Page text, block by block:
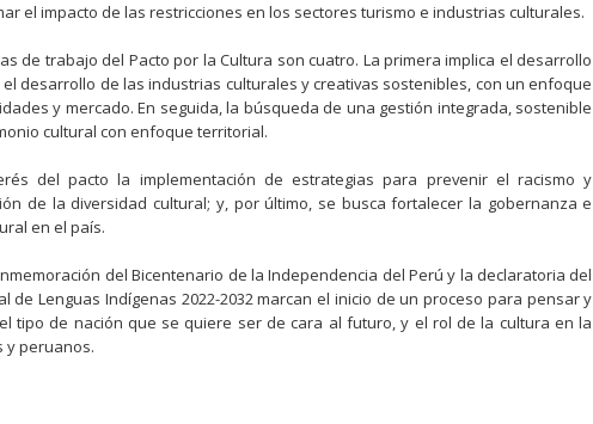
el impacto de las restricciones en los sectores turismo e industrias culturales.
de trabajo del Pacto por la Cultura son cuatro. La primera implica el desarrollo
desarrollo de las industrias culturales y creativas sostenibles, con un enfoque
y mercado. En seguida, la búsqueda de una gestión integrada, sostenible
cultural con enfoque territorial.
del pacto la implementación de estrategias para prevenir el racismo y
de la diversidad cultural; y, por último, se busca fortalecer la gobernanza e
en el país.
del Bicentenario de la Independencia del Perú y la declaratoria del
de Lenguas Indígenas 2022-2032 marcan el inicio de un proceso para pensar y
tipo de nación que se quiere ser de cara al futuro, y el rol de la cultura en la
y peruanos.